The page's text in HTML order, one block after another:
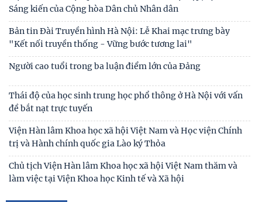
Tin mới
Đóng góp tích cực vào củng cố môi trường hòa bình, ổn
định, phát triển của đất nước
Hội thảo khoa học quốc tế: “Nền kinh tế độc lập, tự chủ:
Sáng kiến của Cộng hòa Dân chủ Nhân dân
Bản tin Đài Truyền hình Hà Nội: Lễ Khai mạc trưng bày
"Kết nối truyền thống - Vững bước tương lai"
Người cao tuổi trong ba luận điểm lớn của Đảng
Thái độ của học sinh trung học phổ thông ở Hà Nội với vấn
đề bắt nạt trực tuyến
Viện Hàn lâm Khoa học xã hội Việt Nam và Học viện Chính
Thư cảm ơn